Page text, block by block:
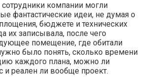
компании могли
фантастические идеи, не думая о
бюджете и технических
их записывала, после чего
помещение, где обитали
было понять, сколько времени
каждого плана, можно ли
и реален ли вообще проект.